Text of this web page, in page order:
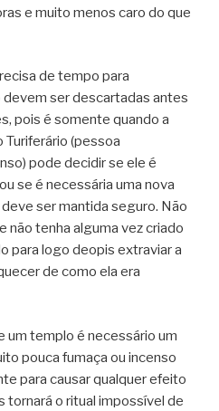
e muito menos caro do que
de tempo para
devem ser descartadas antes
pois é somente quando a
Turiferário (pessoa
pode decidir se ele é
se é necessária uma nova
ser mantida seguro. Não
não tenha alguma vez criado
para logo deopis extraviar a
de como ela era
um templo é necessário um
pouca fumaça ou incenso
para causar qualquer efeito
tornará o ritual impossível de